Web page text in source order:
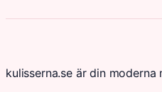
kulisserna.se är din